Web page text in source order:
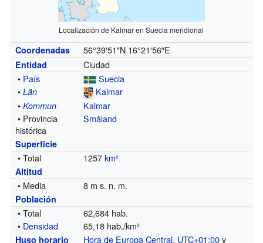
Localización de Kalmar en Suecia meridional
Coordenadas 56°39′51″N 16°21′56″E
Entidad
Ciudad
• País
Suecia
•Län
Kalmar
•Kommun
Kalmar
• Provincia
histórica
Småland
Superficie
• Total 1257km²
Altitud
• Media 8 m s. n. m.
Población
• Total
62,684 hab.
• Densidad 65,18 hab./km²
Huso horario Hora de Europa Central, UTC+01:00y